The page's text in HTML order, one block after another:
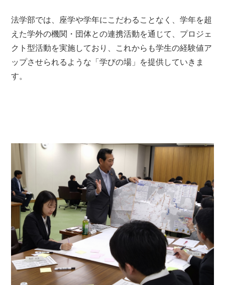
法学部では、座学や学年にこだわることなく、学年を超
えた学外の機関・団体との連携活動を通じて、プロジェ
クト型活動を実施しており、これからも学生の経験値ア
ップさせられるような「学びの場」を提供していきま
す。